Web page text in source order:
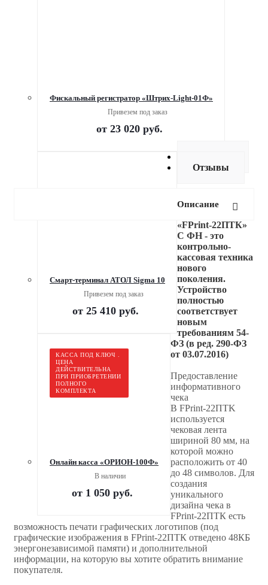
Фискальный регистратор «Штрих-Light-01Ф»
Привезем под заказ
от 23 020 руб.
Смарт-терминал АТОЛ Sigma 10
Привезем под заказ
от 25 410 руб.
КАССА ПОД КЛЮЧ .
ЦЕНА
ДЕЙСТВИТЕЛЬНА
ПРИ ПРИОБРЕТЕНИИ
ПОЛНОГО
КОМПЛЕКТА
Онлайн касса «ОРИОН-100Ф»
В наличии
от 1 050 руб.
Отзывы
Описание
«FPrint-22ПТК»
С ФН - это
контрольно-
кассовая техника
нового
поколения.
Устройство
полностью
соответствует
новым
требованиям 54-
ФЗ (в ред. 290-ФЗ
от 03.07.2016)
Предоставление
информативного
чека
В FPrint-22ПТK
используется
чековая лента
шириной 80 мм, на
которой можно
расположить от 40
до 48 символов. Для
создания
уникального
дизайна чека в
FPrint-22ПТК есть
возможность печати графических логотипов (под
графические изображения в FPrint-22ПТК отведено 48КБ
энергонезависимой памяти) и дополнительной
информации, на которую вы хотите обратить внимание
покупателя.